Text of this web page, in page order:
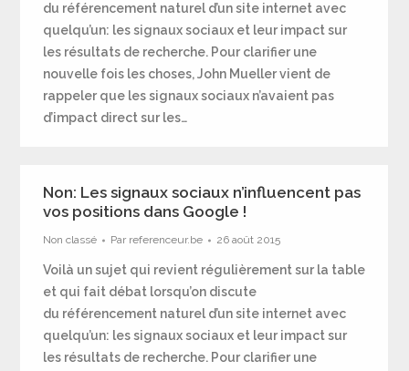
du référencement naturel d’un site internet avec
quelqu’un: les signaux sociaux et leur impact sur
les résultats de recherche. Pour clarifier une
nouvelle fois les choses, John Mueller vient de
rappeler que les signaux sociaux n’avaient pas
d’impact direct sur les…
Non: Les signaux sociaux n’influencent pas
vos positions dans Google !
Non classé Par referenceur.be 26 août 2015
Voilà un sujet qui revient régulièrement sur la table
et qui fait débat lorsqu’on discute
du référencement naturel d’un site internet avec
quelqu’un: les signaux sociaux et leur impact sur
les résultats de recherche. Pour clarifier une